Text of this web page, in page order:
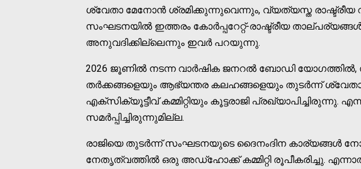
ശ്വേതാ മേനോന്‍ ശ്രമിക്കുന്നുവെന്നും, വ്യത്യസ്ത
സംഘടനയില്‍ ഇത്തരം കോര്‍പ്പറേറ്റ്-രാഷ്ട്രീയ താല്പര്യങ്ങള്‍
അനുവദിക്കില്ലെന്നും ഇവര്‍ പറയുന്നു.
2026 ജൂണില്‍ നടന്ന വാര്‍ഷിക ജനറല്‍ ബോഡി യോഗത്തില്‍,
തര്‍ക്കങ്ങളെയും ആഭ്യന്തര കലഹങ്ങളെയും തുടര്‍ന്ന്
എക്‌സിക്യൂട്ടീവ് കമ്മിറ്റിയും കൂട്ടരാജി പ്രഖ്യാപിച്ചിരുന്നു.
സമര്‍പ്പിച്ചിരുന്നുമില്ല.
രാജിയെ തുടര്‍ന്ന് സംഘടനയുടെ ദൈനംദിന കാര്യങ്ങള്‍
നേതൃത്വത്തില്‍ ഒരു അഡ്‌ഹോക്ക് കമ്മിറ്റി രൂപീകരിച്ചു.